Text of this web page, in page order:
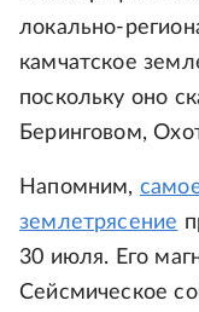
локально-
камчатское
поскольку оно
Беринговом,
Напомним,
землетрясение
30 июля. Его
Сейсмическое